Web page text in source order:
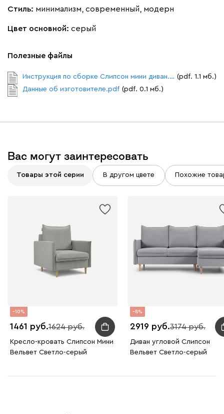
Стиль: минимализм, современный, модерн
Цвет основной: серый
Полезные файлы
Инструкция по сборке Слипсон мини диван.pdf (pdf. 1.1 мб.)
Данные об изготовителе.pdf (pdf. 0.1 мб.)
Вас могут заинтересовать
Товары этой серии В другом цвете Похожие
10
1461 1624
Кресло-кровать Слипсон Мини
Вельвет Светло-серый
8
2919 3174
Диван угловой Слипсон
Вельвет Светло-серый